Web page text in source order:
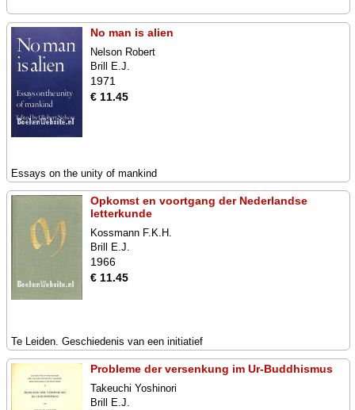
No man is alien
Nelson Robert
Brill E.J.
1971
€ 11.45
Essays on the unity of mankind
Opkomst en voortgang der Nederlandse
letterkunde
Kossmann F.K.H.
Brill E.J.
1966
€ 11.45
Te Leiden. Geschiedenis van een initiatief
Probleme der versenkung im Ur-Buddhismus
Takeuchi Yoshinori
Brill E.J.